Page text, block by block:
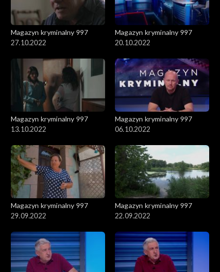
Magazyn kryminalny 997
27.10.2022
Magazyn kryminalny 997
20.10.2022
Magazyn kryminalny 997
13.10.2022
Magazyn kryminalny 997
06.10.2022
Magazyn kryminalny 997
29.09.2022
Magazyn kryminalny 997
22.09.2022